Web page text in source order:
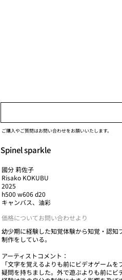
ご購入やご質問はお問い合わせをお願いいたします。
Spinel sparkle
國分 莉佐子
Risako KOKUBU
2025
h500 w606 d20
キャンバス、油彩
価格についてお問い合わせより
幼少期に経験した知覚体験から知覚・認
制作をしている。
アーティストコメント：
「文字を覚えるよりも前にビデオゲーム
疑問を持ちました。外で遊ぶよりも前に